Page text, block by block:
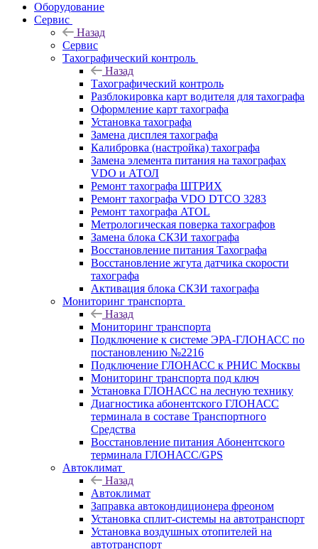
Оборудование
Сервис
Назад
Сервис
Тахографический контроль
Назад
Тахографический контроль
Разблокировка карт водителя для тахографа
Оформление карт тахографа
Установка тахографа
Замена дисплея тахографа
Калибровка (настройка) тахографа
Замена элемента питания на тахографах
VDO и АТОЛ
Ремонт тахографа ШТРИХ
Ремонт тахографа VDO DTCO 3283
Ремонт тахографа ATOL
Метрологическая поверка тахографов
Замена блока СКЗИ тахографа
Восстановление питания Тахографа
Восстановление жгута датчика скорости
тахографа
Активация блока СКЗИ тахографа
Мониторинг транспорта
Назад
Мониторинг транспорта
Подключение к системе ЭРА-ГЛОНАСС по
постановлению №2216
Подключение ГЛОНАСС к РНИС Москвы
Мониторинг транспорта под ключ
Установка ГЛОНАСС на лесную технику
Диагностика абонентского ГЛОНАСС
терминала в составе Транспортного
Средства
Восстановление питания Абонентского
терминала ГЛОНАСС/GPS
Автоклимат
Назад
Автоклимат
Заправка автокондиционера фреоном
Установка сплит-системы на автотранспорт
Установка воздушных отопителей на
автотранспорт